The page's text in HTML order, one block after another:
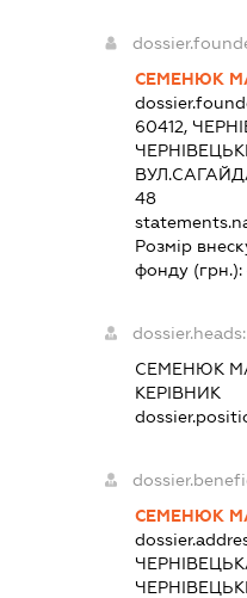
СЕМЕНЮК
60412,
48
Розмір
фонду (грн.):
dossier.heads:
СЕМЕНЮК
КЕРІВНИК
СЕМЕНЮК